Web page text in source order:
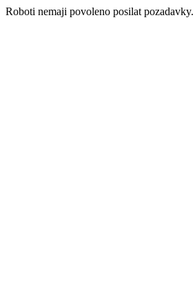
Roboti nemaji povoleno posilat pozadavky.